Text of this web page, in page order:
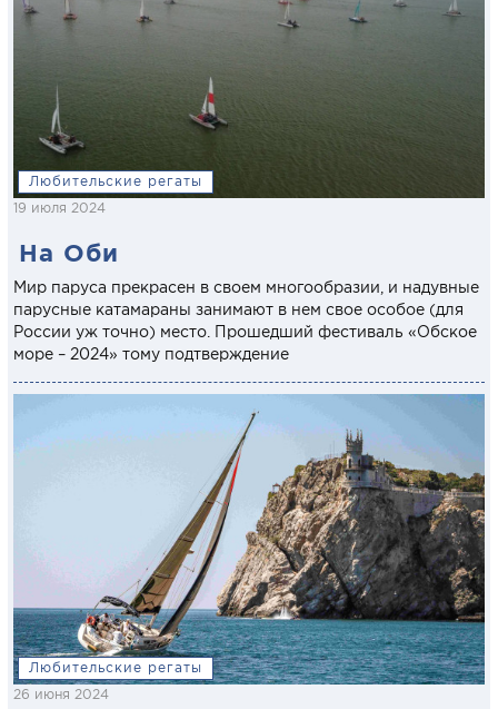
Любительские регаты
19 июля 2024
На Оби
Мир паруса прекрасен в своем многообразии, и надувные
парусные катамараны занимают в нем свое особое (для
России уж точно) место. Прошедший фестиваль «Обское
море – 2024» тому подтверждение
Любительские регаты
26 июня 2024